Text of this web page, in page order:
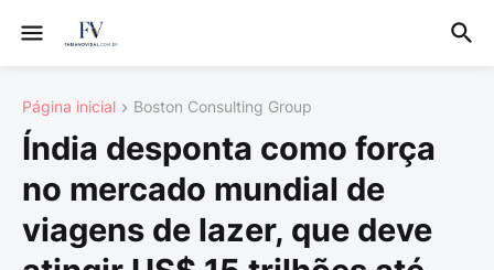
Página inicial Boston Consulting Group
Índia desponta como força
no mercado mundial de
viagens de lazer, que deve